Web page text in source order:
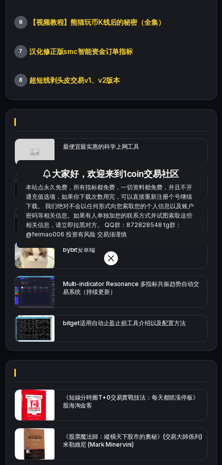
6 【视频教程】熊猫玩币K线后的秘密（全集）
7 汉化修正版smc智能资金订单指标
8 超短线剥头皮交易v1、v2版本
最便宜最实惠的科学上网工具
统计涨跌幅的python代码
okx的短线量化的免费版本
bybit安卓端
Multi-indicator Resonance 多指标共振趋势自动交
易系统（持续更新）
bitget适用自动止盈止损工具介绍以及配置方法
《短線分時圖T+0交易實戰技法：每天都抓漲停板》
股海淘金客
《股票魔法師：縱橫天下股市的奧秘》(交易大師係列)
米勒維尼 (Mark Minervini)
大家好，欢迎来到1coin交易社区
本站点永久免费，所有指标都免费，一切资料都免费，并且不开
通充值选项，如果你下载次数用完，可以直接重新注册个号继续
下载。 我们绝对不会以任何形式向您索取您的个人信息以及账户
密码等相关信息。如果有人单独加您的联系方式并试图索取这些
相关信息，请立即拉黑对方。 QQ群：872828548 tg群：
@feimao006 投资有风险 交易须谨慎